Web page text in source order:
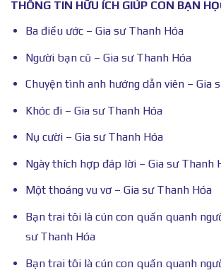
THÔNG TIN HỮU ÍCH GIÚP CON BẠN
Ba điều ước – Gia sư Thanh Hóa
Người bạn cũ – Gia sư Thanh Hóa
Chuyện tình anh hướng dẫn viên – Gia
Khóc đi – Gia sư Thanh Hóa
Nụ cười – Gia sư Thanh Hóa
Ngày thích hợp đáp lời – Gia sư Thanh
Một thoáng vu vơ – Gia sư Thanh Hóa
Bạn trai tôi là cún con quấn quanh
sư Thanh Hóa
Bạn trai tôi là cún con quấn quanh